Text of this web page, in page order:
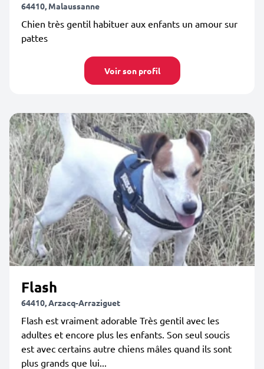
64410, Malaussanne
Chien très gentil habituer aux enfants un amour sur
pattes
Voir son profil
Flash
64410, Arzacq-Arraziguet
Flash est vraiment adorable Très gentil avec les
adultes et encore plus les enfants. Son seul soucis
est avec certains autre chiens mâles quand ils sont
plus grands que lui...